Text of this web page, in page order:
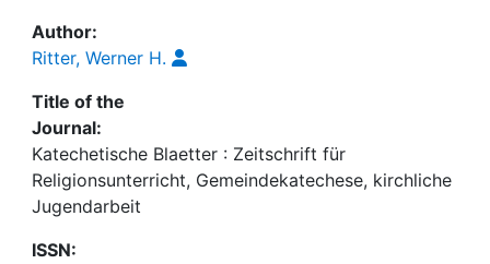
Author:
Ritter, Werner H.
Title of the
Journal:
Katechetische Blaetter : Zeitschrift für
Religionsunterricht, Gemeindekatechese, kirchliche
Jugendarbeit
ISSN: